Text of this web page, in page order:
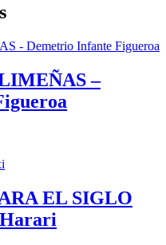
–
EL SIGLO